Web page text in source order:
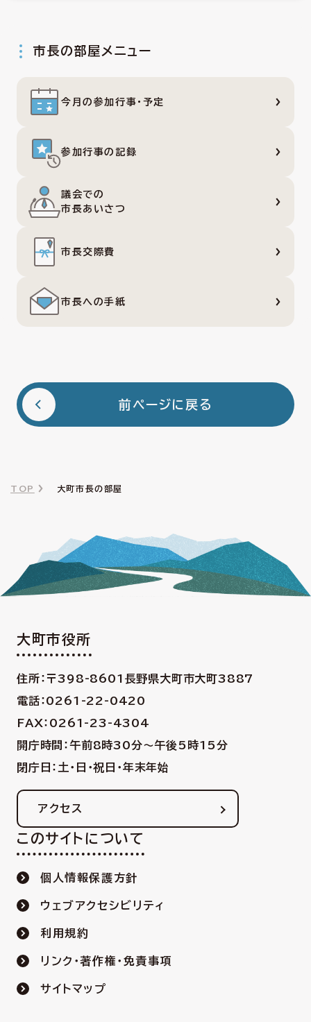
市長の部屋メニュー
今月の参加行事・予定
参加行事の記録
議会での
市長あいさつ
市長交際費
市長への手紙
前ページに戻る
TOP 大町市長の部屋
大町市役所
住所：〒398-8601 長野県大町市大町3887
電話：0261-22-0420
FAX：0261-23-4304
開庁時間：午前8時30分〜午後5時15分
閉庁日：土・日・祝日・年末年始
アクセス
このサイトについて
個人情報保護方針
ウェブアクセシビリティ
利用規約
リンク・著作権・免責事項
サイトマップ